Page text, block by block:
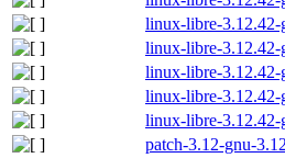
linux-libre-3.12.42-
linux-libre-3.12.42-
linux-libre-3.12.42-
linux-libre-3.12.42-
linux-libre-3.12.42-
patch-3.12-gnu-